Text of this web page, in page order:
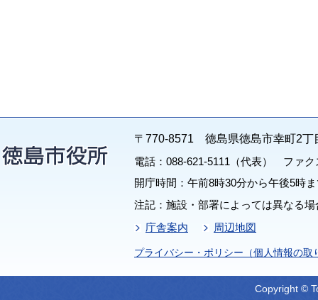
〒770-8571 徳島県徳島市幸町2丁
電話：088-621-5111（代表） ファク
開庁時間：午前8時30分から午後5時
注記：施設・部署によっては異なる
庁舎案内
周辺地図
プライバシー・ポリシー（個人情報の取
Copyright ©